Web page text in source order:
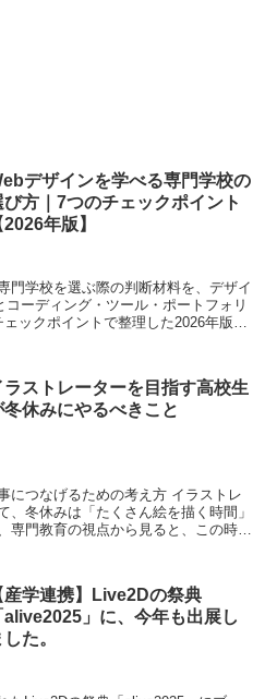
デザインを学べる専門学校の
び方｜7つのチェックポイント
2026年版】
門学校を選ぶ際の判断材料を、デザイ
ーディング・ツール・ポートフォリ
ックポイントで整理した2026年版ガ
ラストレーターを目指す高校生
冬休みにやるべきこと
げるための考え方 イラストレ
、冬休みは「たくさん絵を描く時間」
専門教育の視点から見ると、この時期
産学連携】Live2Dの祭典
alive2025」に、今年も出展し
した。